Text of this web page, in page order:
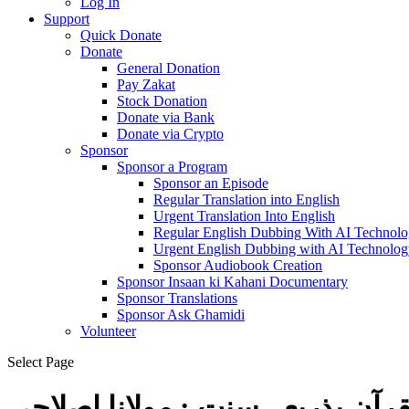
Support
Quick Donate
Donate
General Donation
Pay Zakat
Stock Donation
Donate via Bank
Donate via Crypto
Sponsor
Sponsor a Program
Sponsor an Episode
Regular Translation into English
Urgent Translation Into English
Regular English Dubbing With AI
Urgent English Dubbing with AI
Sponsor Audiobook Creation
Sponsor Insaan ki Kahani Documentary
Sponsor Translations
Sponsor Ask Ghamidi
Volunteer
Select Page